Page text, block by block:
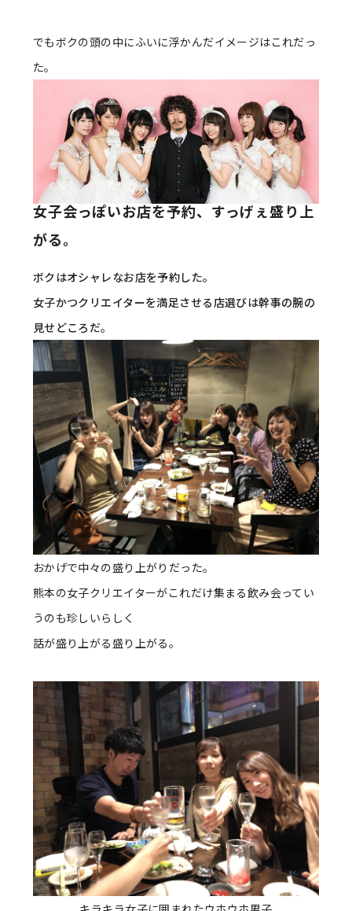
でもボクの頭の中にふいに浮かんだイメージはこれだっ
た。
女子会っぽいお店を予約、すっげぇ盛り上
がる。
ボクはオシャレなお店を予約した。
女子かつクリエイターを満足させる店選びは幹事の腕の
見せどころだ。
おかげで中々の盛り上がりだった。
熊本の女子クリエイターがこれだけ集まる飲み会ってい
うのも珍しいらしく
話が盛り上がる盛り上がる。